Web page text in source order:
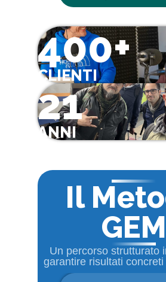
400+
CLIENTI
21
ANNI
Il
GEM
Un percorso strutturato
garantire risultati